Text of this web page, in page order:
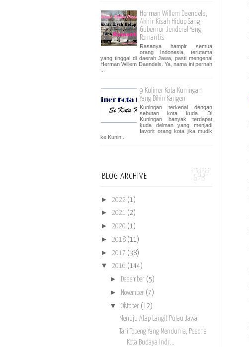
Herman Willem Daendels,
Akhir Kisah Hidup Sang
Gubernur Jenderal Yang
Romantis
Rasanya hampir semua
orang Indonesia, terutama
yang tinggal di daerah Jawa, pasti mengenal
Herman Willem Daendels. Ya, nama ini pernah
9 Kuliner Kota Kuningan
Yang Bikin Kangen
Kuningan terkenal dengan
sebutan kota kuda. Di
Kuningan banyak terdapat
kuda delman yang menjadi
favorit orang kota jika mudik
ke Kunin...
BLOG ARCHIVE
► 2022 (1)
► 2021 (2)
► 2020 (1)
► 2018 (11)
► 2017 (38)
▼ 2016 (144)
► Desember (5)
► November (7)
▼ Oktober (12)
Menuju Atap Langit Pulau Jawa
Tari Topeng Yang Mendunia, Pesona
Kota Budaya Indr...